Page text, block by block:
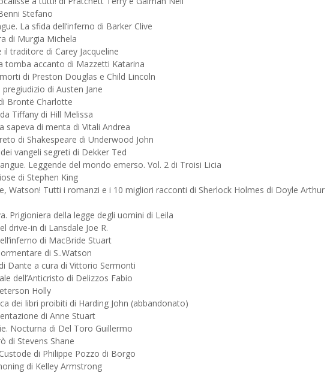
Stefano
La sfida dell’inferno di Barker Clive
di Murgia Michela
il traditore di Carey Jacqueline
tomba accanto di Mazzetti Katarina
di Preston Douglas e Child Lincoln
di Austen Jane
Brontë Charlotte
Tiffany di Hill Melissa
sapeva di menta di Vitali Andrea
di Shakespeare di Underwood John
vangeli segreti di Dekker Ted
Leggende del mondo emerso. Vol. 2 di Troisi Licia
di Stephen King
Watson! Tutti i romanzi e i 10 migliori racconti di Sherlock Holmes di Doyle Arthur
Prigioniera della legge degli uomini di Leila
drive-in di Lansdale Joe R.
di MacBride Stuart
di S..Watson
Dante a cura di Vittorio Sermonti
dell’Anticristo di Delizzos Fabio
Holly
dei libri proibiti di Harding John (abbandonato)
di Anne Stuart
Nocturna di Del Toro Guillermo
di Stevens Shane
di Philippe Pozzo di Borgo
di Kelley Armstrong